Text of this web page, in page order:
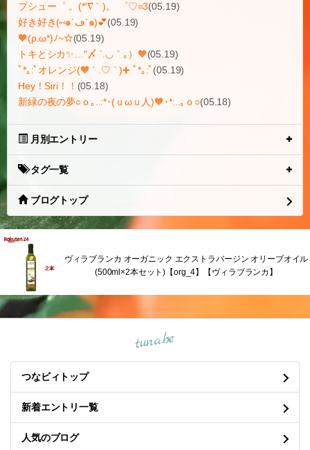
プシュー゜ 。(*′∇｀)。 ゜♡=3(05.19)
好き好き(⑅๑´ڡ`๑)💕(05.19)
🧡(ρ.ω*)ﾉ~☆(05.19)
トキとシカ✨…"〆 ´.◡｀｡）🧡(05.19)
ﾟ*｡:ﾟオレンジ(🧡 ´ .♡ ` )➕ ﾟ*｡:ﾟ (05.19)
Hey！Siri！！ (05.18)
新緑の夜の夢○ｏ｡..:*･(ｕωｕ人)🧡･*:..｡ｏ○(05.18)
月別エントリー
タグ一覧
ブログトップ
ヴィラブランカ オーガニック エクストラバージン オリーブオイル
(500ml×2本セット)【org_4】【ヴィラブランカ】
tuna.be
つなビィトップ
新着エントリ一覧
人気のブログ